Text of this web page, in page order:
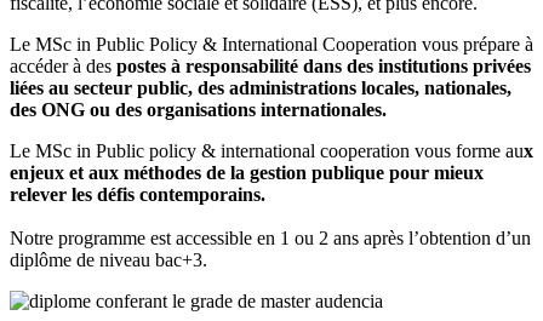
Le MSc in Public Policy & International Cooperation vous prépare à
accéder à des postes à responsabilité dans des institutions privées
liées au secteur public, des administrations locales, nationales,
des ONG ou des organisations internationales.
Le MSc in Public policy & international cooperation vous forme aux
enjeux et aux méthodes de la gestion publique pour mieux
relever les défis contemporains.
Notre programme est accessible en 1 ou 2 ans après l’obtention d’un
diplôme de niveau bac+3.